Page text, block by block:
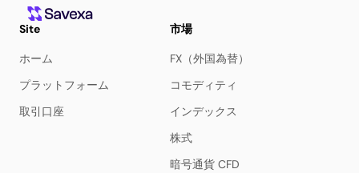
Site
ホーム
プラットフォーム
取引口座
市場
FX（外国為替）
コモディティ
インデックス
株式
暗号通貨 CFD